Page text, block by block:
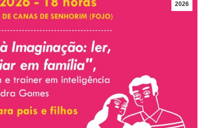
2026